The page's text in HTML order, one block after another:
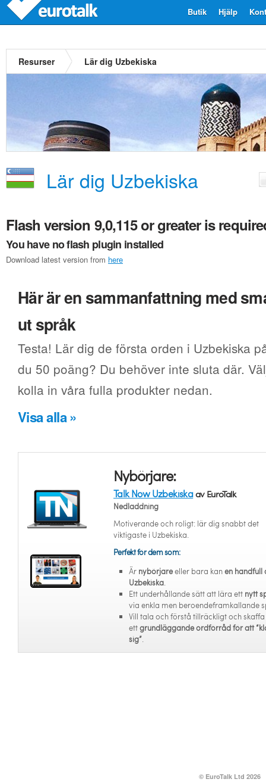
Hjälp
Butik
Resurser Lär dig Uzbekiska
Lär dig Uzbekiska
Flash version 9,0,115 or greater is
You have no flash plugin installed
Download latest version from here
Här är en sammanfattning med
ut språk
Testa! Lär dig de första orden i Uzbekiska
du 50 poäng? Du behöver inte sluta där.
kolla in våra fulla produkter nedan.
Visa alla »
Nybörjare:
Talk Now Uzbekiskaav EuroTalk
Nedladdning
Motiverande och roligt: lär dig snabbt det
viktigaste i Uzbekiska.
Perfekt för dem som:
Är nybörjareeller bara kanen handfull
Uzbekiska.
Ett underhållande sätt att lära ett nytt
via enkla men beroendeframkallande
Vill tala och förstå tillräckligt och
ettgrundläggande ordförråd för att
sig”.
© EuroTalk Ltd 2026